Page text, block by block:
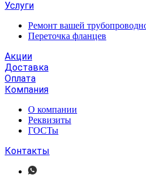
Услуги
Ремонт вашей
Переточка фланцев
Акции
Доставка
Оплата
Компания
О компании
Реквизиты
ГОСТы
Контакты